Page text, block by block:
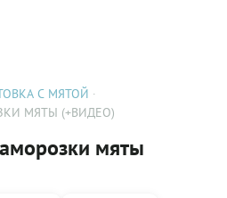
С МЯТОЙ
МЯТЫ (+ВИДЕО)
мяты